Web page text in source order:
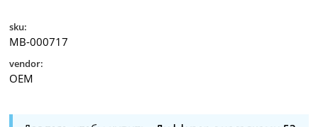
sku:
MB-000717
vendor:
OEM